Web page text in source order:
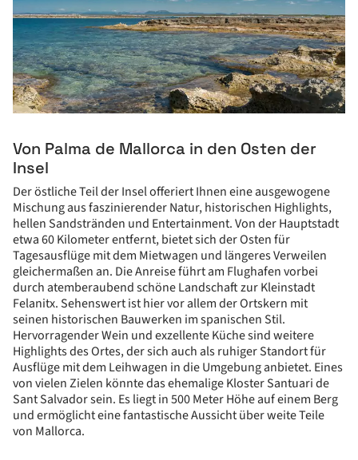
Von Palma de Mallorca in den Osten der
Insel
Der östliche Teil der Insel offeriert Ihnen eine ausgewogene
Mischung aus faszinierender Natur, historischen Highlights,
hellen Sandstränden und Entertainment. Von der Hauptstadt
etwa 60 Kilometer entfernt, bietet sich der Osten für
Tagesausflüge mit dem Mietwagen und längeres Verweilen
gleichermaßen an. Die Anreise führt am Flughafen vorbei
durch atemberaubend schöne Landschaft zur Kleinstadt
Felanitx. Sehenswert ist hier vor allem der Ortskern mit
seinen historischen Bauwerken im spanischen Stil.
Hervorragender Wein und exzellente Küche sind weitere
Highlights des Ortes, der sich auch als ruhiger Standort für
Ausflüge mit dem Leihwagen in die Umgebung anbietet. Eines
von vielen Zielen könnte das ehemalige Kloster Santuari de
Sant Salvador sein. Es liegt in 500 Meter Höhe auf einem Berg
und ermöglicht eine fantastische Aussicht über weite Teile
von Mallorca.